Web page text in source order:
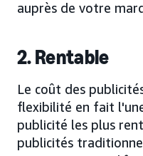
auprès de votre
2. Rentable
Le coût des
flexibilité en fait
publicité les plus
publicités